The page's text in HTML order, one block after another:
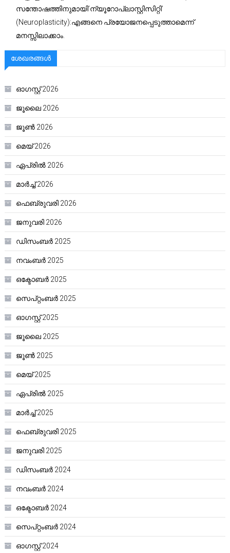
സന്തോഷത്തിനുമായി’ന്യൂറോപ്ലാസ്റ്റിസിറ്റി’
(Neuroplasticity):എങ്ങനെ പ്രയോജനപ്പെടുത്താമെന്ന്
മനസ്സിലാക്കാം.
ശേഖരങ്ങൾ
ഓഗസ്റ്റ്‌ 2026
ജൂലൈ 2026
ജൂൺ 2026
മെയ്‌ 2026
ഏപ്രിൽ 2026
മാർച്ച്‌ 2026
ഫെബ്രുവരി 2026
ജനുവരി 2026
ഡിസംബർ 2025
നവംബർ 2025
ഒക്ടോബർ 2025
സെപ്റ്റംബർ 2025
ഓഗസ്റ്റ്‌ 2025
ജൂലൈ 2025
ജൂൺ 2025
മെയ്‌ 2025
ഏപ്രിൽ 2025
മാർച്ച്‌ 2025
ഫെബ്രുവരി 2025
ജനുവരി 2025
ഡിസംബർ 2024
നവംബർ 2024
ഒക്ടോബർ 2024
സെപ്റ്റംബർ 2024
ഓഗസ്റ്റ്‌ 2024